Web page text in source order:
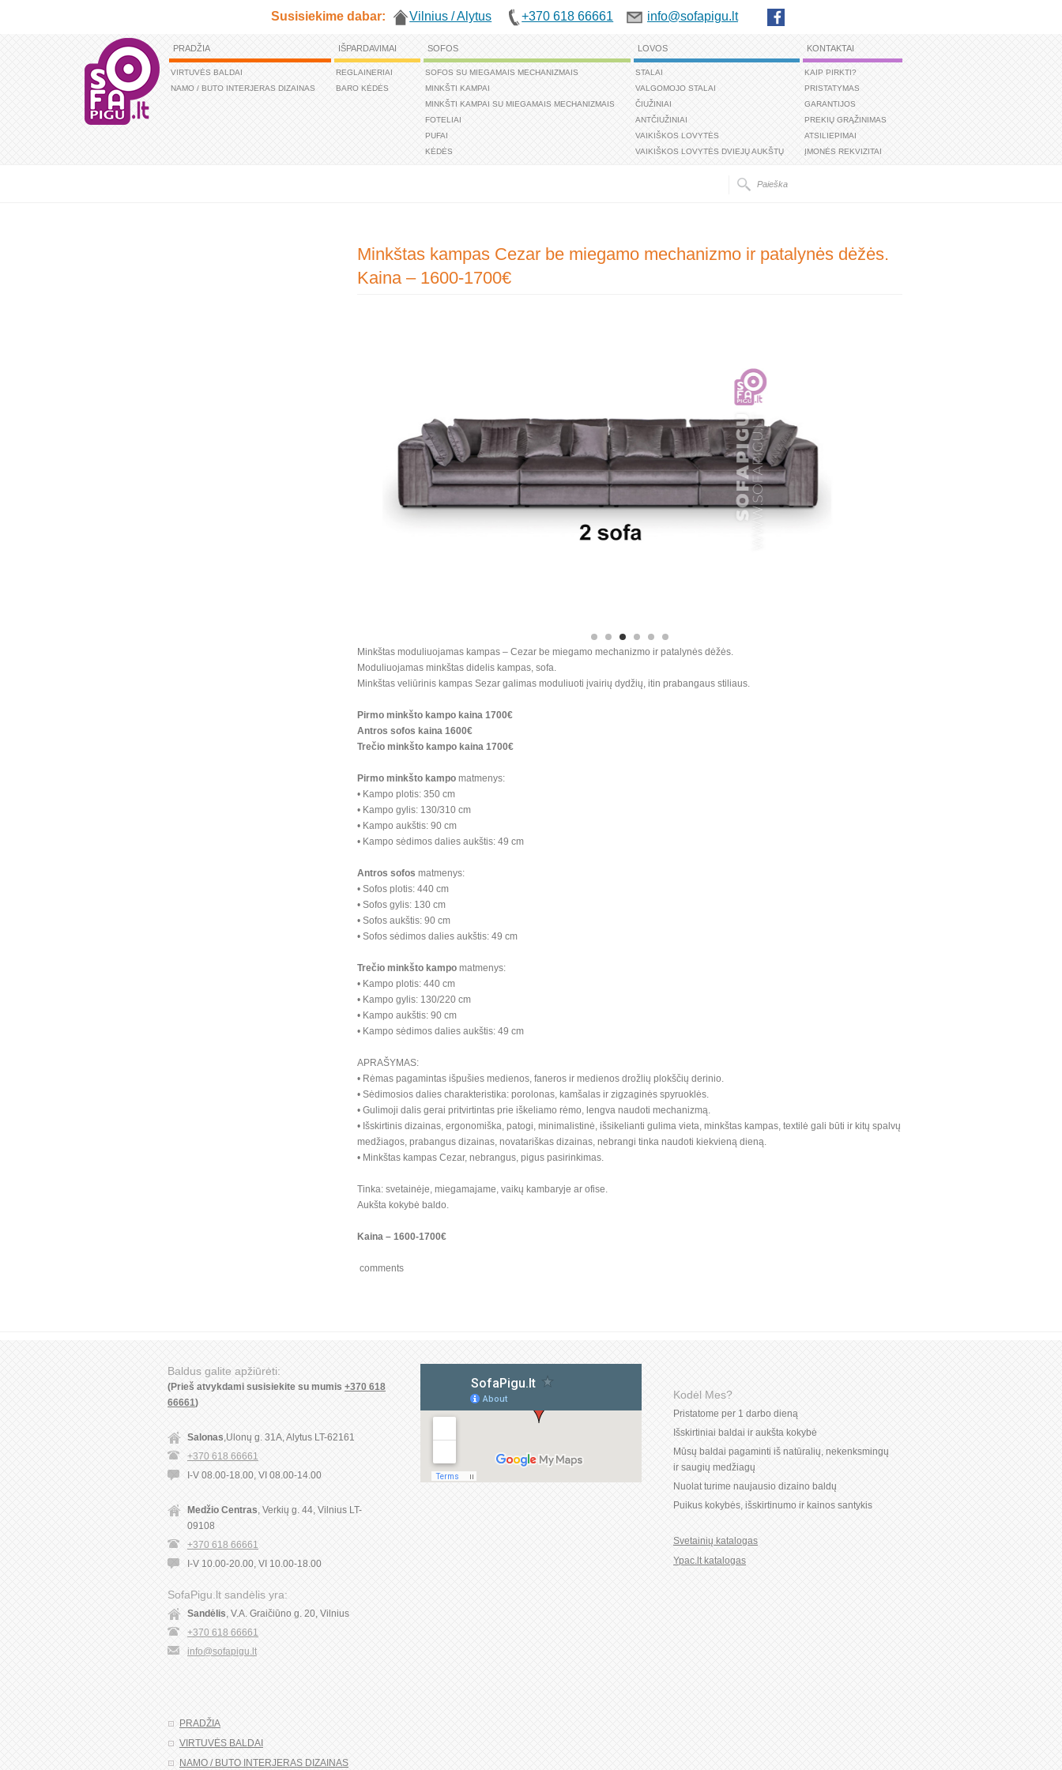
Susisiekime dabar: Vilnius / Alytus +370 618 66661 info@sofapigu.lt
PRADŽIA
VIRTUVĖS BALDAI
NAMO / BUTO INTERJERAS DIZAINAS
IŠPARDAVIMAI
REGLAINERIAI
BARO KĖDĖS
SOFOS
SOFOS SU MIEGAMAIS MECHANIZMAIS
MINKŠTI KAMPAI
MINKŠTI KAMPAI SU MIEGAMAIS MECHANIZMAIS
FOTELIAI
PUFAI
KĖDĖS
LOVOS
STALAI
VALGOMOJO STALAI
ČIUŽINIAI
ANTČIUŽINIAI
VAIKIŠKOS LOVYTĖS
VAIKIŠKOS LOVYTĖS DVIEJŲ AUKŠTŲ
KONTAKTAI
KAIP PIRKTI?
PRISTATYMAS
GARANTIJOS
PREKIŲ GRĄŽINIMAS
ATSILIEPIMAI
ĮMONĖS REKVIZITAI
Minkštas kampas Cezar be miegamo mechanizmo ir patalynės dėžės.
Kaina – 1600-1700€
Minkštas moduliuojamas kampas – Cezar be miegamo mechanizmo ir patalynės dėžės.
Moduliuojamas minkštas didelis kampas, sofa.
Minkštas veliūrinis kampas Sezar galimas moduliuoti įvairių dydžių, itin prabangaus stiliaus.
Pirmo minkšto kampo kaina 1700€
Antros sofos kaina 1600€
Trečio minkšto kampo kaina 1700€
Pirmo minkšto kampo matmenys:
• Kampo plotis: 350 cm
• Kampo gylis: 130/310 cm
• Kampo aukštis: 90 cm
• Kampo sėdimos dalies aukštis: 49 cm
Antros sofos matmenys:
• Sofos plotis: 440 cm
• Sofos gylis: 130 cm
• Sofos aukštis: 90 cm
• Sofos sėdimos dalies aukštis: 49 cm
Trečio minkšto kampo matmenys:
• Kampo plotis: 440 cm
• Kampo gylis: 130/220 cm
• Kampo aukštis: 90 cm
• Kampo sėdimos dalies aukštis: 49 cm
APRAŠYMAS:
• Rėmas pagamintas išpušies medienos, faneros ir medienos drožlių plokščių derinio.
• Sėdimosios dalies charakteristika: porolonas, kamšalas ir zigzaginės spyruoklės.
• Gulimoji dalis gerai pritvirtintas prie iškeliamo rėmo, lengva naudoti mechanizmą.
• Išskirtinis dizainas, ergonomiška, patogi, minimalistinė, išsikelianti gulima vieta, minkštas kampas, textilė gali būti ir kitų spalvų
medžiagos, prabangus dizainas, novatariškas dizainas, nebrangi tinka naudoti kiekvieną dieną.
• Minkštas kampas Cezar, nebrangus, pigus pasirinkimas.
Tinka: svetainėje, miegamajame, vaikų kambaryje ar ofise.
Aukšta kokybė baldo.
Kaina – 1600-1700€
comments
Baldus galite apžiūrėti:
(Prieš atvykdami susisiekite su mumis +370 618
66661)
Salonas ,Ulonų g. 31A, Alytus LT-62161
+370 618 66661
I-V 08.00-18.00, VI 08.00-14.00
Medžio Centras , Verkių g. 44, Vilnius LT-
09108
+370 618 66661
I-V 10.00-20.00, VI 10.00-18.00
SofaPigu.lt sandėlis yra:
Sandėlis , V.A. Graičiūno g. 20, Vilnius
+370 618 66661
info@sofapigu.lt
Kodėl Mes?
Pristatome per 1 darbo dieną
Išskirtiniai baldai ir aukšta kokybė
Mūsų baldai pagaminti iš natūralių, nekenksmingų
ir saugių medžiagų
Nuolat turime naujausio dizaino baldų
Puikus kokybės, išskirtinumo ir kainos santykis
Svetainių katalogas
Ypac.lt katalogas
PRADŽIA
VIRTUVĖS BALDAI
NAMO / BUTO INTERJERAS DIZAINAS